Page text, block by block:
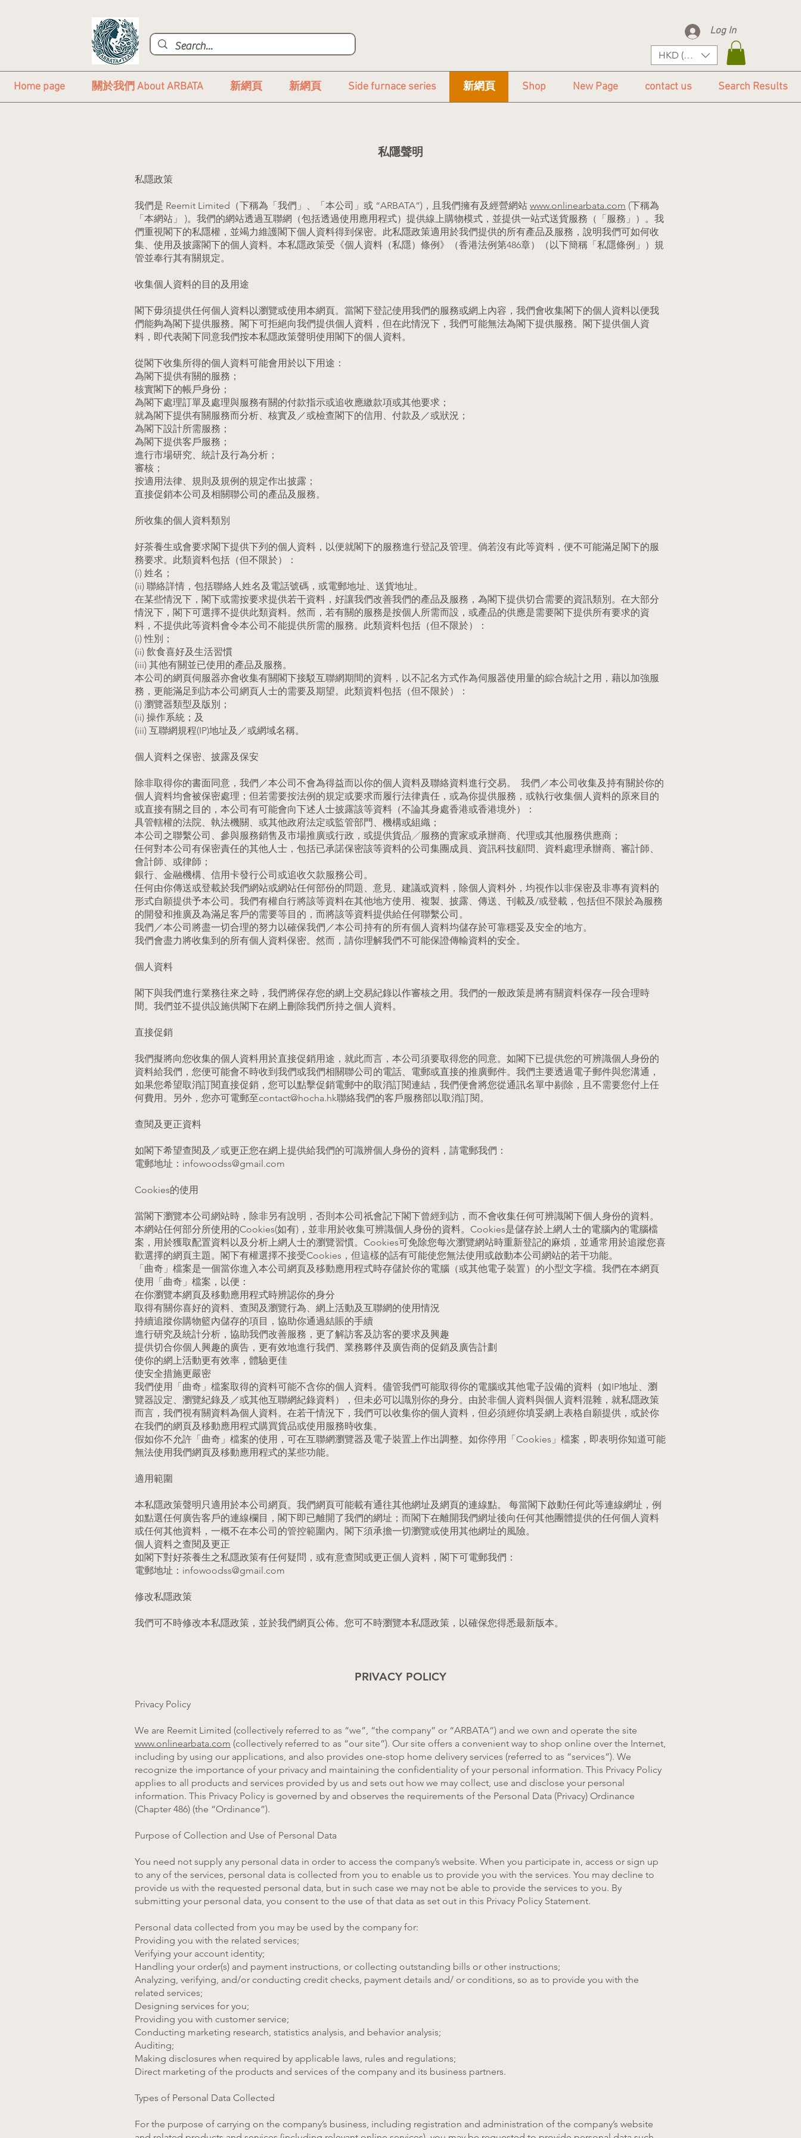
Log In
HKD (HK$)
Home page 關於我們 About ARBATA 新網頁 新網頁 Side furnace series 新網頁 Shop New Page contact us Search Results
私隱聲明
私隱政策
我們是 Reemit Limited（下稱為「我們」、「本公司」或 “ARBATA”)，且我們擁有及經營網站 www.onlinearbata.com (下稱為
「本網站」 )。我們的網站透過互聯網（包括透過使用應用程式）提供線上購物模式，並提供一站式送貨服務（「服務」）。我
們重視閣下的私隱權，並竭力維護閣下個人資料得到保密。此私隱政策適用於我們提供的所有產品及服務，說明我們可如何收
集、使用及披露閣下的個人資料。本私隱政策受《個人資料（私隱）條例》（香港法例第486章）（以下簡稱「私隱條例」）規
管並奉行其有關規定。
收集個人資料的目的及用途
閣下毋須提供任何個人資料以瀏覽或使用本網頁。當閣下登記使用我們的服務或網上內容，我們會收集閣下的個人資料以便我
們能夠為閣下提供服務。閣下可拒絕向我們提供個人資料，但在此情況下，我們可能無法為閣下提供服務。閣下提供個人資
料，即代表閣下同意我們按本私隱政策聲明使用閣下的個人資料。
從閣下收集所得的個人資料可能會用於以下用途：
為閣下提供有關的服務；
核實閣下的帳戶身份；
為閣下處理訂單及處理與服務有關的付款指示或追收應繳款項或其他要求；
就為閣下提供有關服務而分析、核實及／或檢查閣下的信用、付款及／或狀況；
為閣下設計所需服務；
為閣下提供客戶服務；
進行市場研究、統計及行為分析；
審核；
按適用法律、規則及規例的規定作出披露；
直接促銷本公司及相關聯公司的產品及服務。
所收集的個人資料類別
好茶養生或會要求閣下提供下列的個人資料，以便就閣下的服務進行登記及管理。倘若沒有此等資料，便不可能滿足閣下的服
務要求。此類資料包括（但不限於）：
(i) 姓名；
(ii) 聯絡詳情，包括聯絡人姓名及電話號碼，或電郵地址、送貨地址。
在某些情況下，閣下或需按要求提供若干資料，好讓我們改善我們的產品及服務，為閣下提供切合需要的資訊類別。在大部分
情況下，閣下可選擇不提供此類資料。然而，若有關的服務是按個人所需而設，或產品的供應是需要閣下提供所有要求的資
料，不提供此等資料會令本公司不能提供所需的服務。此類資料包括（但不限於）：
(i) 性別；
(ii) 飲食喜好及生活習慣
(iii) 其他有關並已使用的產品及服務。
本公司的網頁伺服器亦會收集有關閣下接駁互聯網期間的資料，以不記名方式作為伺服器使用量的綜合統計之用，藉以加強服
務，更能滿足到訪本公司網頁人士的需要及期望。此類資料包括（但不限於）：
(i) 瀏覽器類型及版別；
(ii) 操作系統；及
(iii) 互聯網規程(IP)地址及／或網域名稱。
個人資料之保密、披露及保安
除非取得你的書面同意，我們／本公司不會為得益而以你的個人資料及聯絡資料進行交易。 我們／本公司收集及持有關於你的
個人資料均會被保密處理；但若需要按法例的規定或要求而履行法律責任，或為你提供服務，或執行收集個人資料的原來目的
或直接有關之目的，本公司有可能會向下述人士披露該等資料（不論其身處香港或香港境外）：
具管轄權的法院、執法機關、或其他政府法定或監管部門、機構或組織；
本公司之聯繫公司、參與服務銷售及市場推廣或行政，或提供貨品╱服務的賣家或承辦商、代理或其他服務供應商；
任何對本公司有保密責任的其他人士，包括已承諾保密該等資料的公司集團成員、資訊科技顧問、資料處理承辦商、審計師、
會計師、或律師；
銀行、金融機構、信用卡發行公司或追收欠款服務公司。
任何由你傳送或登載於我們網站或網站任何部份的問題、意見、建議或資料，除個人資料外，均視作以非保密及非專有資料的
形式自願提供予本公司。我們有權自行將該等資料在其他地方使用、複製、披露、傳送、刊載及/或登載，包括但不限於為服務
的開發和推廣及為滿足客戶的需要等目的，而將該等資料提供給任何聯繫公司。
我們／本公司將盡一切合理的努力以確保我們／本公司持有的所有個人資料均儲存於可靠穩妥及安全的地方。
我們會盡力將收集到的所有個人資料保密。然而，請你理解我們不可能保證傳輸資料的安全。
個人資料
閣下與我們進行業務往來之時，我們將保存您的網上交易紀錄以作審核之用。我們的一般政策是將有關資料保存一段合理時
間。我們並不提供設施供閣下在網上刪除我們所持之個人資料。
直接促銷
我們擬將向您收集的個人資料用於直接促銷用途，就此而言，本公司須要取得您的同意。如閣下已提供您的可辨識個人身份的
資料給我們，您便可能會不時收到我們或我們相關聯公司的電話、電郵或直接的推廣郵件。我們主要透過電子郵件與您溝通，
如果您希望取消訂閱直接促銷，您可以點擊促銷電郵中的取消訂閱連結，我們便會將您從通訊名單中剔除，且不需要您付上任
何費用。另外，您亦可電郵至contact@hocha.hk聯絡我們的客戶服務部以取消訂閱。
查閱及更正資料
如閣下希望查閱及／或更正您在網上提供給我們的可識辨個人身份的資料，請電郵我們：
電郵地址： infowoodss@gmail.com
Cookies的使用
當閣下瀏覽本公司網站時，除非另有說明，否則本公司祇會記下閣下曾經到訪，而不會收集任何可辨識閣下個人身份的資料。
本網站任何部分所使用的Cookies(如有)，並非用於收集可辨識個人身份的資料。Cookies是儲存於上網人士的電腦內的電腦檔
案，用於獲取配置資料以及分析上網人士的瀏覽習慣。Cookies可免除您每次瀏覽網站時重新登記的麻煩，並通常用於追蹤您喜
歡選擇的網頁主題。閣下有權選擇不接受Cookies，但這樣的話有可能使您無法使用或啟動本公司網站的若干功能。
「曲奇」檔案是一個當你進入本公司網頁及移動應用程式時存儲於你的電腦（或其他電子裝置）的小型文字檔。我們在本網頁
使用「曲奇」檔案，以便：
在你瀏覽本網頁及移動應用程式時辨認你的身分
取得有關你喜好的資料、查閱及瀏覽行為、網上活動及互聯網的使用情況
持續追蹤你購物籃內儲存的項目，協助你通過結賬的手續
進行研究及統計分析，協助我們改善服務，更了解訪客及訪客的要求及興趣
提供切合你個人興趣的廣告，更有效地進行我們、業務夥伴及廣告商的促銷及廣告計劃
使你的網上活動更有效率，體驗更佳
使安全措施更嚴密
我們使用「曲奇」檔案取得的資料可能不含你的個人資料。儘管我們可能取得你的電腦或其他電子設備的資料（如IP地址、瀏
覽器設定、瀏覽紀錄及／或其他互聯網紀錄資料），但未必可以識別你的身分。由於非個人資料與個人資料混雜，就私隱政策
而言，我們視有關資料為個人資料。在若干情況下，我們可以收集你的個人資料，但必須經你填妥網上表格自願提供，或於你
在我們的網頁及移動應用程式購買貨品或使用服務時收集。
假如你不允許「曲奇」檔案的使用，可在互聯網瀏覽器及電子裝置上作出調整。如你停用「Cookies」檔案，即表明你知道可能
無法使用我們網頁及移動應用程式的某些功能。
適用範圍
本私隱政策聲明只適用於本公司網頁。我們網頁可能載有通往其他網址及網頁的連線點。 每當閣下啟動任何此等連線網址，例
如點選任何廣告客戶的連線欄目，閣下即已離開了我們的網址；而閣下在離開我們網址後向任何其他團體提供的任何個人資料
或任何其他資料，一概不在本公司的管控範圍內。閣下須承擔一切瀏覽或使用其他網址的風險。
個人資料之查閱及更正
如閣下對好茶養生之私隱政策有任何疑問，或有意查閱或更正個人資料，閣下可電郵我們：
電郵地址： infowoodss@gmail.com
修改私隱政策
我們可不時修改本私隱政策，並於我們網頁公佈。您可不時瀏覽本私隱政策，以確保您得悉最新版本。
PRIVACY POLICY
Privacy Policy
We are Reemit Limited (collectively referred to as “we”, “the company” or “ARBATA”) and we own and operate the site
www.onlinearbata.com (collectively referred to as “our site”). Our site offers a convenient way to shop online over the Internet,
including by using our applications, and also provides one-stop home delivery services (referred to as “services”). We
recognize the importance of your privacy and maintaining the confidentiality of your personal information. This Privacy Policy
applies to all products and services provided by us and sets out how we may collect, use and disclose your personal
information. This Privacy Policy is governed by and observes the requirements of the Personal Data (Privacy) Ordinance
(Chapter 486) (the “Ordinance”).
Purpose of Collection and Use of Personal Data
You need not supply any personal data in order to access the company’s website. When you participate in, access or sign up
to any of the services, personal data is collected from you to enable us to provide you with the services. You may decline to
provide us with the requested personal data, but in such case we may not be able to provide the services to you. By
submitting your personal data, you consent to the use of that data as set out in this Privacy Policy Statement.
Personal data collected from you may be used by the company for:
Providing you with the related services;
Verifying your account identity;
Handling your order(s) and payment instructions, or collecting outstanding bills or other instructions;
Analyzing, verifying, and/or conducting credit checks, payment details and/ or conditions, so as to provide you with the
related services;
Designing services for you;
Providing you with customer service;
Conducting marketing research, statistics analysis, and behavior analysis;
Auditing;
Making disclosures when required by applicable laws, rules and regulations;
Direct marketing of the products and services of the company and its business partners.
Types of Personal Data Collected
For the purpose of carrying on the company’s business, including registration and administration of the company’s website